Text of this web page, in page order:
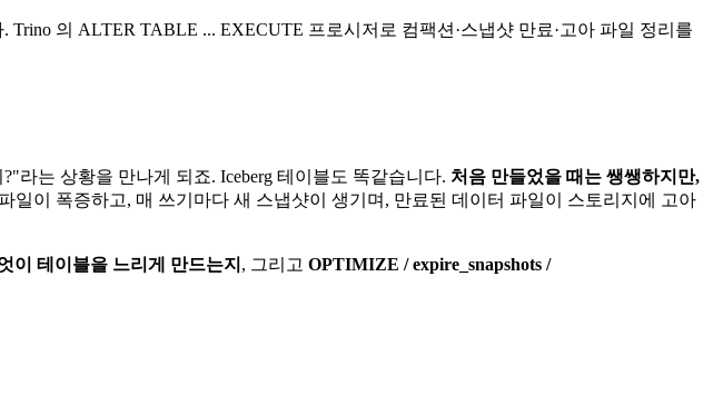
의 ALTER TABLE ... EXECUTE 프로시저로 컴팩션·스냅샷 만료·고아 파일 정리를
라는 상황을 만나게 되죠. Iceberg 테이블도 똑같습니다. 처음 만들었을 때는 쌩쌩하지만,
일이 폭증하고, 매 쓰기마다 새 스냅샷이 생기며, 만료된 데이터 파일이 스토리지에 고아
이 테이블을 느리게 만드는지 , 그리고 OPTIMIZE / expire_snapshots /